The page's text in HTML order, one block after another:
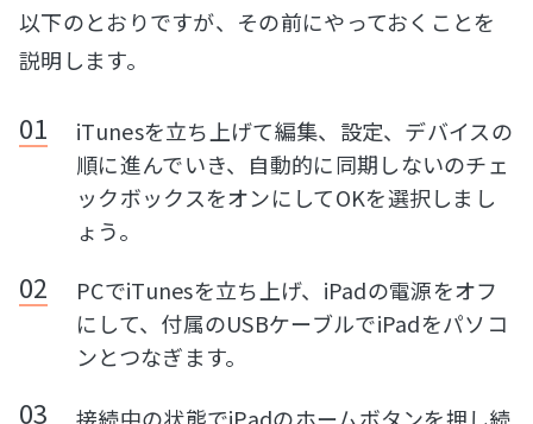
以下のとおりですが、その前にやっておくことを
説明します。
iTunesを立ち上げて編集、設定、デバイスの
順に進んでいき、自動的に同期しないのチェ
ックボックスをオンにしてOKを選択しまし
ょう。
PCでiTunesを立ち上げ、iPadの電源をオフ
にして、付属のUSBケーブルでiPadをパソコ
ンとつなぎます。